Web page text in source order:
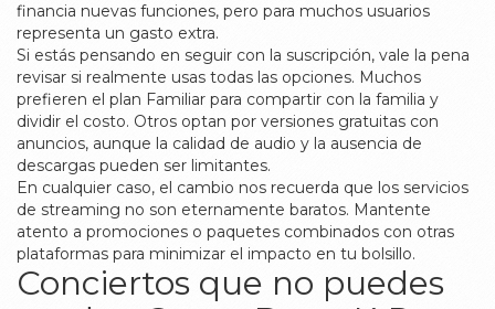
financia nuevas funciones, pero para muchos usuarios
representa un gasto extra.
Si estás pensando en seguir con la suscripción, vale la pena
revisar si realmente usas todas las opciones. Muchos
prefieren el plan Familiar para compartir con la familia y
dividir el costo. Otros optan por versiones gratuitas con
anuncios, aunque la calidad de audio y la ausencia de
descargas pueden ser limitantes.
En cualquier caso, el cambio nos recuerda que los servicios
de streaming no son eternamente baratos. Mantente
atento a promociones o paquetes combinados con otras
plataformas para minimizar el impacto en tu bolsillo.
Conciertos que no puedes